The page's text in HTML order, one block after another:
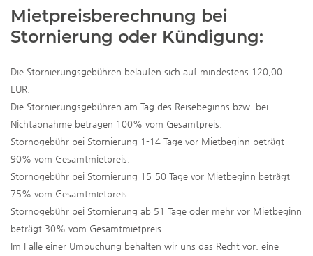
Mietpreisberechnung bei
Stornierung oder Kündigung:
Die Stornierungsgebühren belaufen sich auf mindestens 120,00
EUR.
Die Stornierungsgebühren am Tag des Reisebeginns bzw. bei
Nichtabnahme betragen 100% vom Gesamtpreis.
Stornogebühr bei Stornierung 1-14 Tage vor Mietbeginn beträgt
90% vom Gesamtmietpreis.
Stornogebühr bei Stornierung 15-50 Tage vor Mietbeginn beträgt
75% vom Gesamtmietpreis.
Stornogebühr bei Stornierung ab 51 Tage oder mehr vor Mietbeginn
beträgt 30% vom Gesamtmietpreis.
Im Falle einer Umbuchung behalten wir uns das Recht vor, eine